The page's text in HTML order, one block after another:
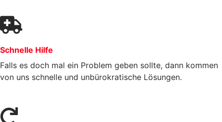
Schnelle Hilfe
Falls es doch mal ein Problem geben sollte, dann kommen
von uns schnelle und unbürokratische Lösungen.